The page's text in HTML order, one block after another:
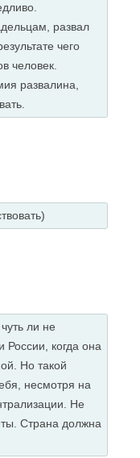
развал
чего
человек.
развалина,
ли не
когда она
Но такой
несмотря на
Не
Страна должна